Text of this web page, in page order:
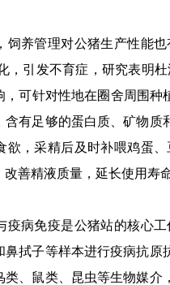
管理对公猪生产性能也
，引发不育症，研究表明
，可针对性地在圈舍周围
含有足够的蛋白质、矿物
欲，采精后及时补喂鸡蛋
善精液质量，延长使用寿
疫病免疫是公猪站的核心
鼻拭子等样本进行疫病抗
类、鼠类、昆虫等生物媒